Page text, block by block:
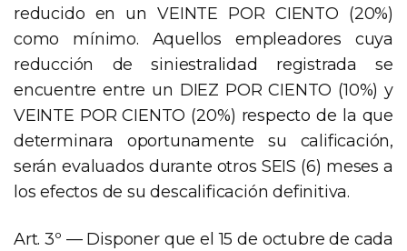
reducido en un VEINTE POR CIENTO (20%)
como mínimo. Aquellos empleadores cuya
reducción de siniestralidad registrada se
encuentre entre un DIEZ POR CIENTO (10%) y
VEINTE POR CIENTO (20%) respecto de la que
determinara oportunamente su calificación,
serán evaluados durante otros SEIS (6) meses a
los efectos de su descalificación definitiva.
Art. 3º — Disponer que el 15 de octubre de cada